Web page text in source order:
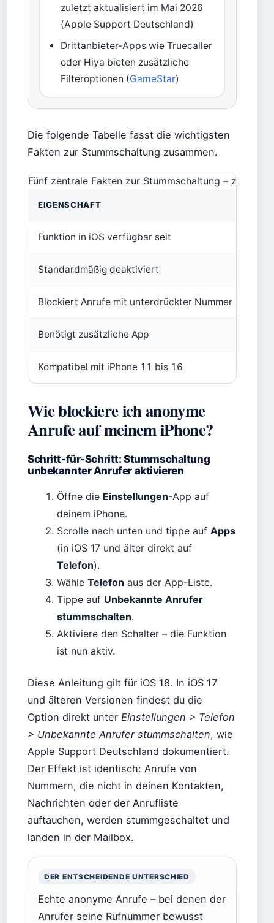
zuletzt aktualisiert im Mai 2026
(Apple Support Deutschland)
Drittanbieter-Apps wie Truecaller
oder Hiya bieten zusätzliche
Filteroptionen (GameStar)
Die folgende Tabelle fasst die wichtigsten
Fakten zur Stummschaltung zusammen.
Fünf zentrale Fakten zur Stummschaltung –
EIGENSCHAFT
Funktion in iOS verfügbar seit
Standardmäßig deaktiviert
Blockiert Anrufe mit unterdrückter Nummer
Benötigt zusätzliche App
Kompatibel mit iPhone 11 bis 16
Wie blockiere ich anonyme
Anrufe auf meinem iPhone?
Schritt-für-Schritt: Stummschaltung
unbekannter Anrufer aktivieren
Öffne die Einstellungen-App auf
deinem iPhone.
Scrolle nach unten und tippe auf Apps
(in iOS 17 und älter direkt auf
Telefon).
Wähle Telefon aus der App-Liste.
Tippe auf Unbekannte Anrufer
stummschalten.
Aktiviere den Schalter – die Funktion
ist nun aktiv.
Diese Anleitung gilt für iOS 18. In iOS 17
und älteren Versionen findest du die
Option direkt unter Einstellungen > Telefon
> Unbekannte Anrufer stummschalten, wie
Apple Support Deutschland dokumentiert.
Der Effekt ist identisch: Anrufe von
Nummern, die nicht in deinen Kontakten,
Nachrichten oder der Anrufliste
auftauchen, werden stummgeschaltet und
landen in der Mailbox.
DER ENTSCHEIDENDE UNTERSCHIED
Echte anonyme Anrufe – bei denen der
Anrufer seine Rufnummer bewusst